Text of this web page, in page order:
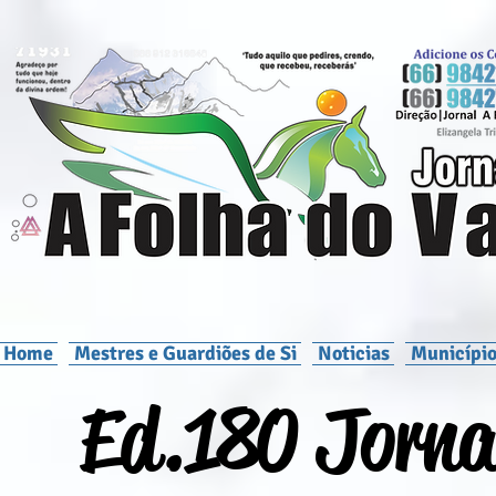
Home Mestres e Guardiões de Si Noticias
Ed.180